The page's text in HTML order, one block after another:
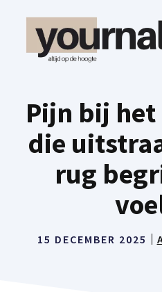
Pijn bij
die
rug
15 DECEMBER 2025